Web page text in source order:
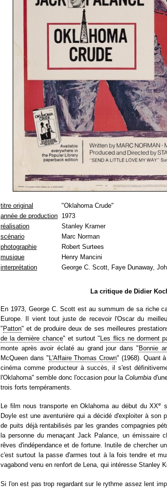
titre original
"Oklahoma Crude"
année de production 1973
réalisation
Stanley Kramer
scénario
Marc Norman
photographie
Robert Surtees
musique
Henry Mancini
interprétation
George C. Scott, Faye Dunaway,
La critique de Didier
En 1973, George C. Scott est au summum de sa riche
Europe. Il vient tout juste de recevoir l'Oscar du
" Patton" et de produire deux de ses meilleures
de la dernière chance" et surtout " Les flics ne dorment
monte après avoir éclaté au grand jour dans " Bonnie
McQueen dans " L'Affaire Thomas Crown" (1968). Quant
cinéma comme producteur à succès, il s'est
l'Oklahoma" semble donc l'occasion pour laColumbia
trois forts tempéraments.
Le film nous transporte en Oklahoma au début du XXe
Doyle est une aventurière qui a décidé d'exploiter à son
de puits déjà rentabilisés par les grandes compagnies
la personne du menaçant Jack Palance, un émissaire
rêves d'indépendance et de fortune. Inutile de chercher
c'est surtout la passe d'armes tout à la fois tendre et
vagabond venu en renfort de Lena, qui intéresse Stanley
Si l'on est pas trop regardant sur le rythme assez lent